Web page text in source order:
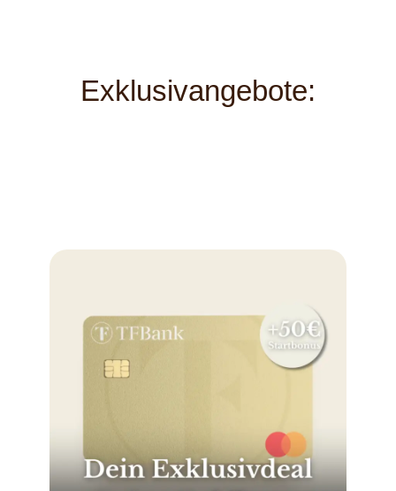
Exklusivangebote: